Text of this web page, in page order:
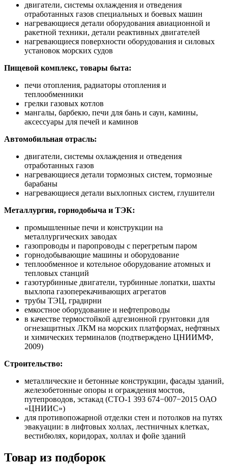
двигатели, системы охлаждения и отведения
отработанных газов специальных и боевых машин
нагревающиеся детали оборудования авиационной и
ракетной техники, детали реактивных двигателей
нагревающиеся поверхности оборудования и силовых
установок морских судов
Пищевой комплекс, товары быта:
печи отопления, радиаторы отопления и
теплообменники
грелки газовых котлов
мангалы, барбекю, печи для бань и саун, камины,
аксессуары для печей и каминов
Автомобильная отрасль:
двигатели, системы охлаждения и отведения
отработанных газов
нагревающиеся детали тормозных систем, тормозные
барабаны
нагревающиеся детали выхлопных систем, глушители
Металлургия, горнодобыча и ТЭК:
промышленные печи и конструкции на
металлургических заводах
газопроводы и паропроводы с перегретым паром
горнодобывающие машины и оборудование
теплообменное и котельное оборудование атомных и
тепловых станций
газотурбинные двигатели, турбинные лопатки, шахты
выхлопа газоперекачивающих агрегатов
трубы ТЭЦ, градирни
емкостное оборудование и нефтепроводы
в качестве термостойкой адгезионной грунтовки для
огнезащитных ЛКМ на морских платформах, нефтяных
и химических терминалов (подтверждено ЦНИИМФ,
2009)
Строительство:
металлические и бетонные конструкции, фасады зданий,
железобетонные опоры и ограждения мостов,
путепроводов, эстакад (СТО-1 393 674−007−2015 ОАО
«ЦНИИС»)
для противопожарной отделки стен и потолков на путях
эвакуации: в лифтовых холлах, лестничных клетках,
вестибюлях, коридорах, холлах и фойе зданий
Товар из подборок